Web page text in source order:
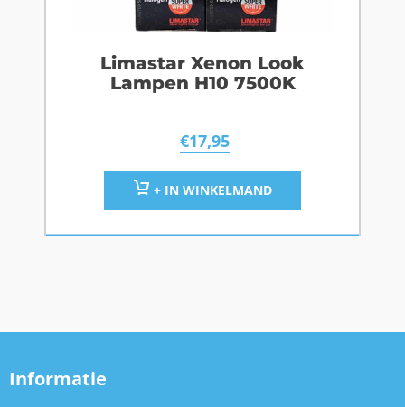
Limastar Xenon Look
Lampen H10 7500K
€17,95
+ IN WINKELMAND
Informatie